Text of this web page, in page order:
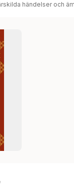
händelser och